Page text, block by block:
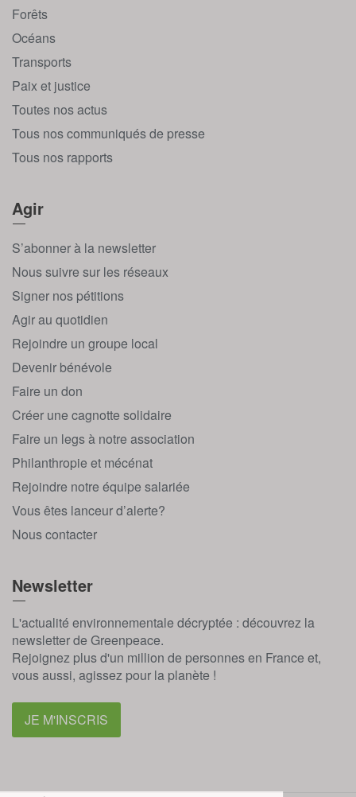
Forêts
Océans
Transports
Paix et justice
Toutes nos actus
Tous nos communiqués de presse
Tous nos rapports
Agir
S’abonner à la newsletter
Nous suivre sur les réseaux
Signer nos pétitions
Agir au quotidien
Rejoindre un groupe local
Devenir bénévole
Faire un don
Créer une cagnotte solidaire
Faire un legs à notre association
Philanthropie et mécénat
Rejoindre notre équipe salariée
Vous êtes lanceur d’alerte?
Nous contacter
Newsletter
L'actualité environnementale décryptée : découvrez la
newsletter de Greenpeace.
Rejoignez plus d'un million de personnes en France et,
vous aussi, agissez pour la planète !
JE M'INSCRIS